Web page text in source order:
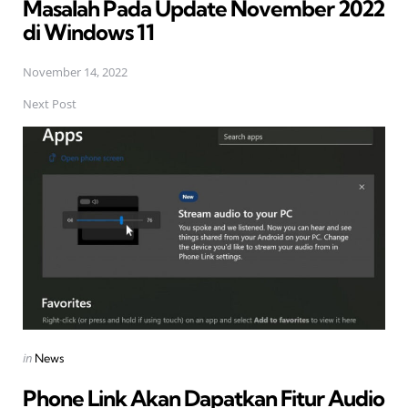
Masalah Pada Update November 2022
di Windows 11
November 14, 2022
Next Post
Posted
in News
Phone Link Akan Dapatkan Fitur Audio